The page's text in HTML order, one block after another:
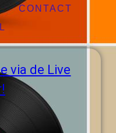
CONTACT
via de Live